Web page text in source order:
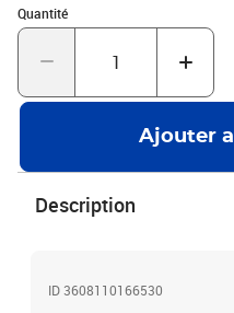
minutieux au cours de la
personnalité bien affirmée qui
!Coffret de 6 bouteilles de vin
Quantité
Quantité : 1
Ajouter
Description
ID 3608110166530